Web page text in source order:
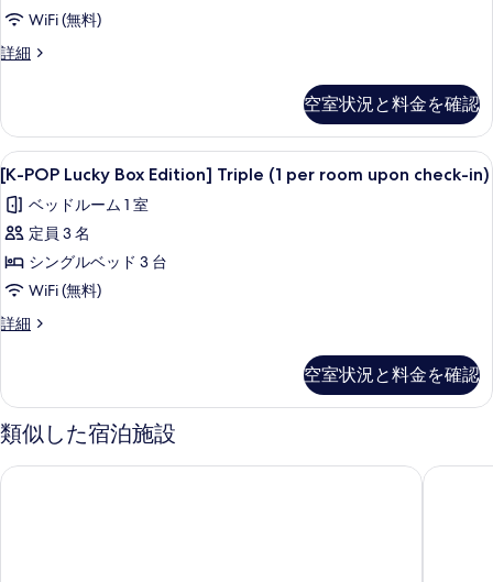
る
in)
の
す
て
の
写
真
を
表
示
す
per
upon
詳
細
Twin
(1
upon
check-
in)
の
す
べ
て
の
を
表
す
WiFi (無料)
詳細
[K-
Edition]
Standard
Twin
(1
per
room
check-
in)
詳
空室状況と料金を確認
[K-
POP
Lucky
Box
Edition]
Triple
(1
per
upon
check-
in)
の
セーフティボックス (室内)、デスク
7
[K-POP Lucky Box Edition] Triple (1 per room upon check-in)
ベッドルーム 1 室
定員 3 名
シングルベッド 3 台
WiFi (無料)
詳細
[K-
Edition]
Triple
(1
per
room
空室状況と料金を確認
類似した宿泊施設
ホテル スカイパーク セントラル 明洞 ホテル